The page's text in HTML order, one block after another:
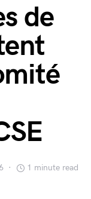
de
1 minute read